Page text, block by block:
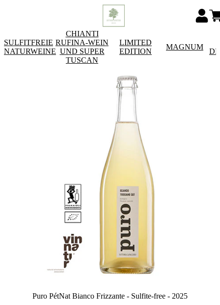
SULFITFREIE
NATURWEINE
CHIANTI
RUFINA-WEIN
UND SUPER
TUSCAN
LIMITED
EDITION
MAGNUM
Puro PétNat Bianco Frizzante - Sulfite-free - 2025